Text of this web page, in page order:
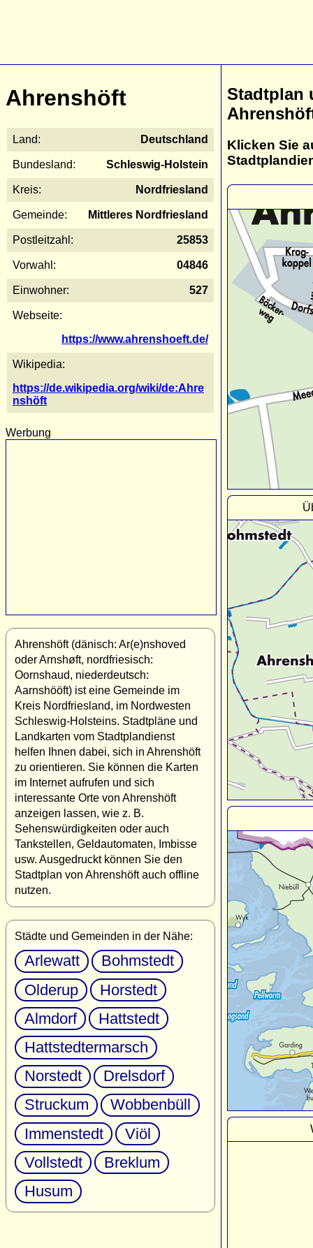
Ahrenshöft
Land: Deutschland
Bundesland: Schleswig-Holstein
Kreis: Nordfriesland
Gemeinde: Mittleres Nordfriesland
Postleitzahl: 25853
Vorwahl: 04846
Einwohner: 527
Webseite:
https://www.ahrenshoeft.de/
Wikipedia:
https://de.wikipedia.org/wiki/de:Ahre
nshöft
Werbung
Ahrenshöft (dänisch: Ar(e)nshoved
oder Arnshøft, nordfriesisch:
Oornshaud, niederdeutsch:
Aarnshööft) ist eine Gemeinde im
Kreis Nordfriesland, im Nordwesten
Schleswig-Holsteins. Stadtpläne und
Landkarten vom Stadtplandienst
helfen Ihnen dabei, sich in Ahrenshöft
zu orientieren. Sie können die Karten
im Internet aufrufen und sich
interessante Orte von Ahrenshöft
anzeigen lassen, wie z. B.
Sehenswürdigkeiten oder auch
Tankstellen, Geldautomaten, Imbisse
usw. Ausgedruckt können Sie den
Stadtplan von Ahrenshöft auch offline
nutzen.
Städte und Gemeinden in der Nähe:
Arlewatt
Bohmstedt
Olderup
Horstedt
Almdorf
Hattstedt
Hattstedtermarsch
Norstedt
Drelsdorf
Struckum
Wobbenbüll
Immenstedt
Viöl
Vollstedt
Breklum
Husum
Stadtplan
Klicken Sie